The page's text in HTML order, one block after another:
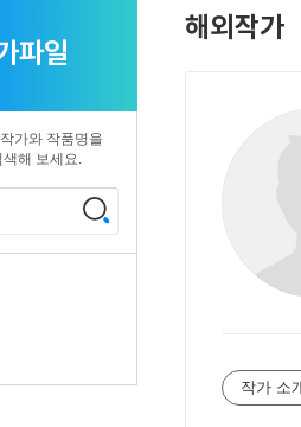
파일
가와 작품명을
색해 보세요.
해외작가
작가 소